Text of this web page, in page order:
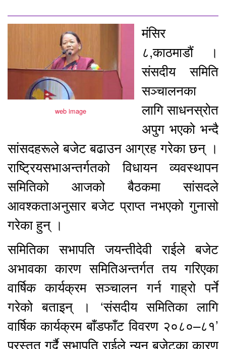
web image
मंसिर
८,काठमाडौं ।
संसदीय समिति
सञ्चालनका
लागि साधनस्रोत
अपुग भएको भन्दै
सांसदहरूले बजेट बढाउन आग्रह गरेका छन् ।
राष्ट्रियसभाअन्तर्गतको विधायन व्यवस्थापन
समितिको आजको बैठकमा सांसदले
आवश्कताअनुसार बजेट प्राप्त नभएको गुनासो
गरेका हुन् ।
समितिका सभापति जयन्तीदेवी राईले बजेट
अभावका कारण समितिअन्तर्गत तय गरिएका
वार्षिक कार्यक्रम सञ्चालन गर्न गाह्रो पर्ने
गरेको बताइन् । ‘संसदीय समितिका लागि
वार्षिक कार्यक्रम बाँडफाँट विवरण २०८०–८१’
प्रस्तुत गर्दै सभापति राईले न्यून बजेटका कारण